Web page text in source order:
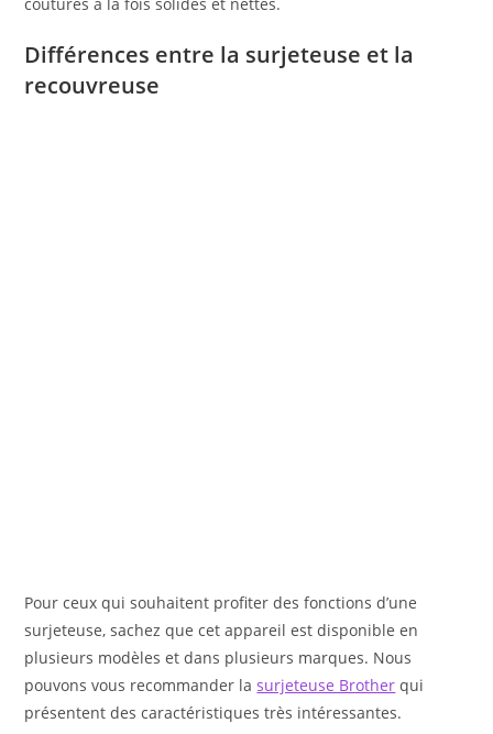
Différences entre la surjeteuse et la
recouvreuse
Pour ceux qui souhaitent profiter des fonctions d’une
surjeteuse, sachez que cet appareil est disponible en
plusieurs modèles et dans plusieurs marques. Nous
pouvons vous recommander lasurjeteuse Brother qui
présentent des caractéristiques très intéressantes.